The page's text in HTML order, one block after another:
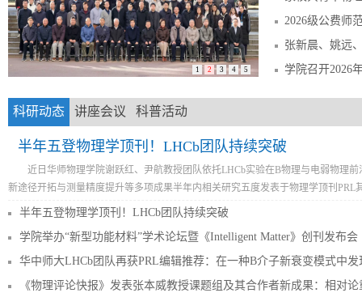
1 2 3 4 5
2026级公费师范
张新晨、姚远、李中年团队荣获
学院召开2026
科研动态 讲座会议 科普活动
半年五登物理学顶刊！LHCb团队持续突破
近日华师物理学院谢跃红、尹航教授团队依托LHCb实验在B物理与电弱物理
新途径开拓与测量精度提升等多项成果半年内相关研究五度发表于物理学顶刊PRL
半年五登物理学顶刊！LHCb团队持续突破
学院举办“新型功能材料”学术论坛暨《Intelligent Matter》创刊发布会
华中师大LHCb团队再获PRL编辑推荐：在一种B介子新衰变模式中发
《物理评论快报》发表张本威教授课题组及其合作者新成果：相对论重离子碰